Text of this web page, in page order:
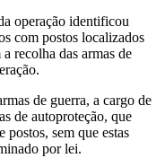
operação identificou
com postos localizados
recolha das armas de
de guerra, a cargo de
de autoproteção, que
postos, sem que estas
por lei.